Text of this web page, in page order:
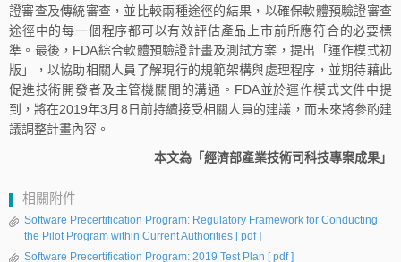
證審查及傳統審查，並比較兩種途徑的結果，以確保軟體預驗證審查
途徑中的每一個程序都可以有效評估產品上市前所應符合的必要標
準。最後，FDA綜合軟體預驗證計畫及測試方案，提出「運作模式初
版」，以協助相關人員了解現行的規範架構與處理程序，並期待藉此
促進技術開發者及主管機關間的溝通。FDA並於運作模式文件中提
到，將在2019年3月8日前持續接受相關人員的建議，而未來將參酌建
議調整計畫內容。
本文為「經濟部產業技術司科技專案成果」
相關附件
Software Precertification Program: Regulatory Framework for Conducting
the Pilot Program within Current Authorities [ pdf ]
Software Precertification Program: 2019 Test Plan [ pdf ]